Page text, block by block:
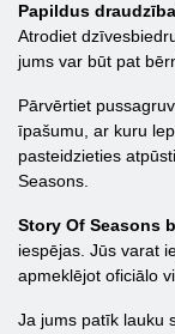
Papildus
Atrodiet
jums var būt pat
Pārvērtiet
īpašumu, ar kuru
pasteidzieties
Seasons.
Story Of Seasons
iespējas. Jūs varat
apmeklējot oficiālo
Ja jums patīk lauku